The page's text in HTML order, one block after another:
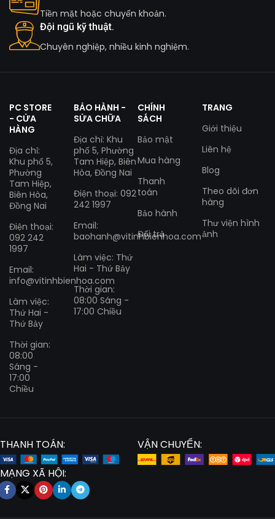
Tiền mặt hoặc chuyển khoản.
Đội ngũ kỹ thuật.
Chuyên nghiệp, nhiều kinh nghiệm.
PC STORE
- CỬA
HÀNG
Địa chỉ:
Khu phố 5,
Phường
Tam Hiệp,
Biên Hòa,
Đồng Nai
Điện thoại:
092 242
1997
Email:
info@vitinhbienhoa.com
Làm việc:
Thứ Hai -
Thứ Bảy
Thời gian:
08:00
Sáng -
17:00
Chiều
BẢO HÀNH -
SỬA CHỮA
Địa chỉ: Khu
phố 5, Phường
Tam Hiệp, Biên
Hòa, Đồng Nai
Điện thoại: 092
242 1997
Email:
baohanh@vitinhbienhoa.com
Làm việc: Thứ
Hai - Thứ Bảy
Thời gian:
08:00 Sáng -
17:00 Chiều
CHÍNH
SÁCH
Bảo mật
Mua hàng
Thanh
toán
Bảo hành
Đổi trả
TRANG
Giới thiệu
Liên hệ
Blog
Theo dõi đơn
hàng
Thư viện hình
ảnh
THANH TOÁN: VẬN CHUYỂN:
MẠNG XÃ HỘI: